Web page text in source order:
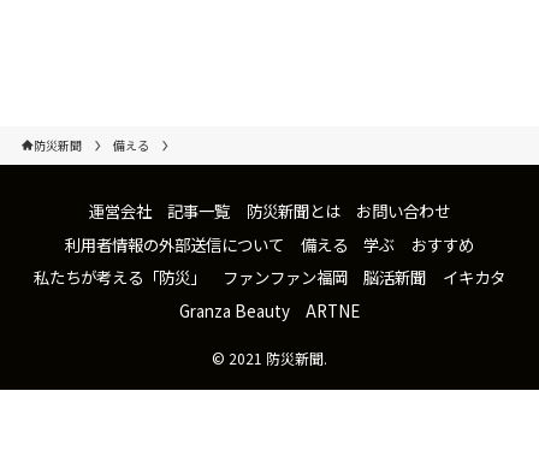
防災新聞 備える
運営会社 記事一覧 防災新聞とは
お問い合わせ
利用者情報の外部送信について
備える 学ぶ
おすすめ
私たちが考える「防災」
ファンファン福岡 脳活新聞
イキカタ
Granza Beauty
ARTNE
© 2021 防災新聞.